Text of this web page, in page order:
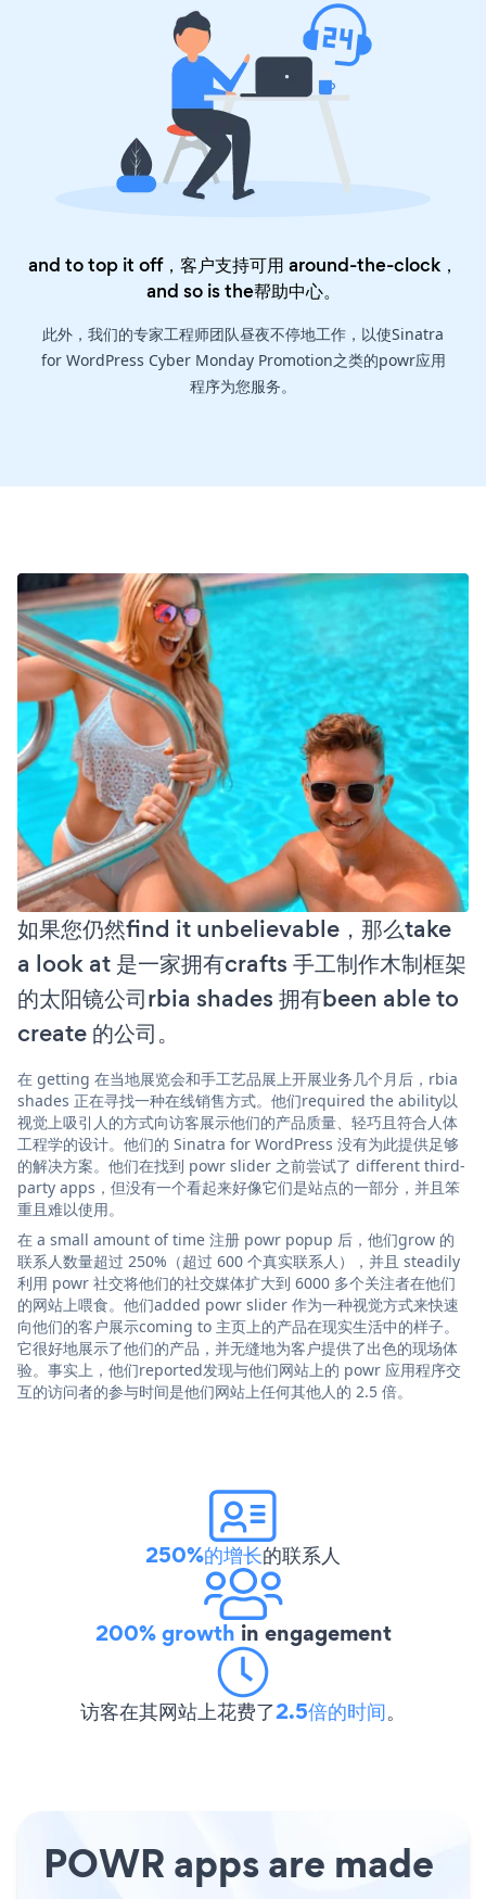
and to top it off，客户支持可用 around-the-clock，
and so is the帮助中心。
此外，我们的专家工程师团队昼夜不停地工作，以使Sinatra
for WordPress Cyber Monday Promotion之类的powr应用
程序为您服务。
如果您仍然find it unbelievable，那么take
a look at 是一家拥有crafts 手工制作木制框架
的太阳镜公司rbia shades 拥有been able to
create 的公司。
在 getting 在当地展览会和手工艺品展上开展业务几个月后，rbia
shades 正在寻找一种在线销售方式。他们required the ability以
视觉上吸引人的方式向访客展示他们的产品质量、轻巧且符合人体
工程学的设计。他们的 Sinatra for WordPress 没有为此提供足够
的解决方案。他们在找到 powr slider 之前尝试了 different third-
party apps，但没有一个看起来好像它们是站点的一部分，并且笨
重且难以使用。
在 a small amount of time 注册 powr popup 后，他们grow 的
联系人数量超过 250%（超过 600 个真实联系人），并且 steadily
利用 powr 社交将他们的社交媒体扩大到 6000 多个关注者在他们
的网站上喂食。他们added powr slider 作为一种视觉方式来快速
向他们的客户展示coming to 主页上的产品在现实生活中的样子。
它很好地展示了他们的产品，并无缝地为客户提供了出色的现场体
验。事实上，他们reported发现与他们网站上的 powr 应用程序交
互的访问者的参与时间是他们网站上任何其他人的 2.5 倍。
250%的增长的联系人
200% growth in engagement
访客在其网站上花费了2.5倍的时间。
POWR apps are made